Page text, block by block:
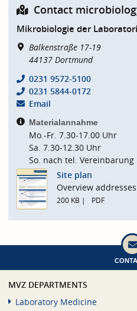
Contact
Mikrobiologie der
Balkenstraße 17-19
44137 Dortmund
0231 9572-5100
0231 5844-0172
Email
Materialannahme
Mo.-Fr. 7.30-17.00 Uhr
Sa. 7.30-12.30 Uhr
So. nach tel. Vereinbarung
Site plan
Overview
200 KB PDF
MVZ DEPARTMENTS
Laboratory Medicine